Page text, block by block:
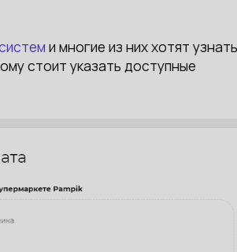
и многие из них хотят
стоит указать доступные